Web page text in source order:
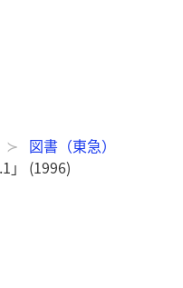
図書（東急）
」 (1996)